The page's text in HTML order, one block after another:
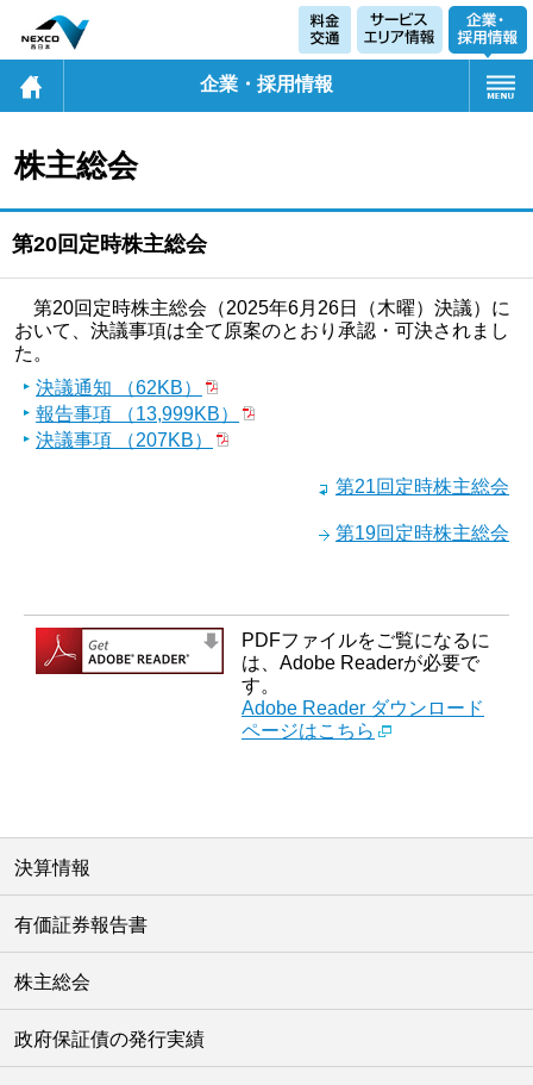
企業・採用情報
株主総会
第20回定時株主総会
第20回定時株主総会（2025年6月26日（木曜）決議）に
おいて、決議事項は全て原案のとおり承認・可決されまし
た。
決議通知 （62KB）
報告事項 （13,999KB）
決議事項 （207KB）
第21回定時株主総会
第19回定時株主総会
PDFファイルをご覧になるに
は、Adobe Readerが必要で
す。
Adobe Reader ダウンロード
ページはこちら
決算情報
有価証券報告書
株主総会
政府保証債の発行実績